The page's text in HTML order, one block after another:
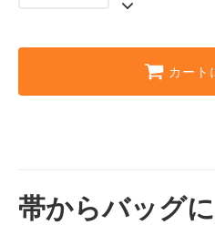
カート
帯からバッグ